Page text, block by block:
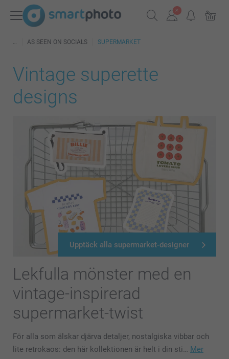
AS SEEN ON SOCIALS SUPERMARKET
Vintage superette
designs
Lekfulla mönster med en
vintage-inspirerad
supermarket-twist
För alla som älskar djärva detaljer, nostalgiska vibbar och
lite retrokaos: den här kollektionen är helt i din sti… Mer
Upptäck alla supermarket-designer